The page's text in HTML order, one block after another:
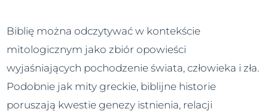
Biblię można odczytywać w kontekście
mitologicznym jako zbiór opowieści
wyjaśniających pochodzenie świata, człowieka i zła.
Podobnie jak mity greckie, biblijne historie
poruszają kwestie genezy istnienia, relacji